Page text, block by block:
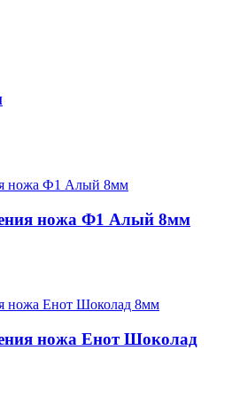
ножа Ф1 Алый 8мм
ножа Енот Шоколад